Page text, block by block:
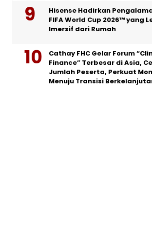
Hisense Hadirkan
FIFA World Cup 2026™ yang
Imersif dari Rumah
Cathay FHC Gelar Forum
Finance” Terbesar di Asia,
Jumlah Peserta, Perkuat
Menuju Transisi